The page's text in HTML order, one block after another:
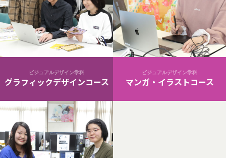
ビジュアルデザイン学科
グラフィックデザインコース
ビジュアルデザイン学科
マンガ・イラストコース